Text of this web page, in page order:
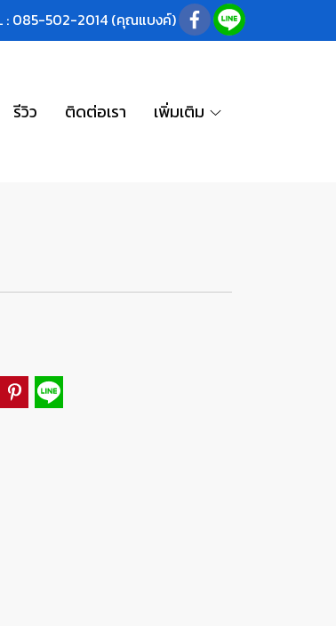
: 085-502-2014 (คุณแบงค์)
รีวิว ติดต่อเรา เพิ่มเติม